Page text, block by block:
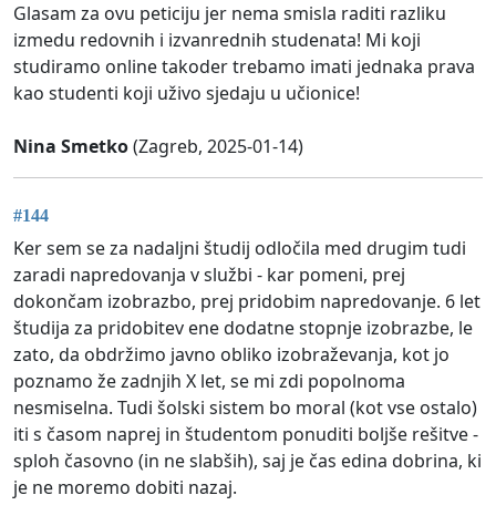
Glasam za ovu peticiju jer nema smisla raditi razliku
izmedu redovnih i izvanrednih studenata! Mi koji
studiramo online takoder trebamo imati jednaka prava
kao studenti koji uživo sjedaju u učionice!
Nina Smetko(Zagreb, 2025-01-14)
#144
Ker sem se za nadaljni študij odločila med drugim tudi
zaradi napredovanja v službi - kar pomeni, prej
dokončam izobrazbo, prej pridobim napredovanje. 6 let
študija za pridobitev ene dodatne stopnje izobrazbe, le
zato, da obdržimo javno obliko izobraževanja, kot jo
poznamo že zadnjih X let, se mi zdi popolnoma
nesmiselna. Tudi šolski sistem bo moral (kot vse ostalo)
iti s časom naprej in študentom ponuditi boljše rešitve -
sploh časovno (in ne slabših), saj je čas edina dobrina, ki
je ne moremo dobiti nazaj.